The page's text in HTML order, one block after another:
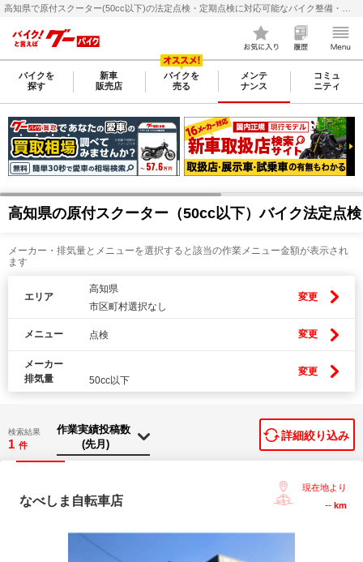
バイクを
探す
新車
販売店
バイクを
売る
メンテ
ナンス
コミュ
ニティ
高知県の原付スクーター（50cc以下）バイク法定点
メーカー・排気量とメニューを選択すると該当の作業メニュー金額が表示され
ます
エリア
高知県
市区町村選択なし
変更
メニュー 点検 変更
メーカー
排気量
50cc以下
変更
検索結果
1 件
詳細絞り込み
なべしま自転車店
現在地より
-- km